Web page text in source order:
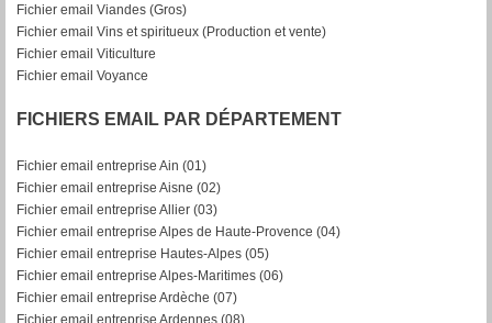
Fichier email Viandes (Gros)
Fichier email Vins et spiritueux (Production et vente)
Fichier email Viticulture
Fichier email Voyance
FICHIERS EMAIL PAR DÉPARTEMENT
Fichier email entreprise Ain (01)
Fichier email entreprise Aisne (02)
Fichier email entreprise Allier (03)
Fichier email entreprise Alpes de Haute-Provence (04)
Fichier email entreprise Hautes-Alpes (05)
Fichier email entreprise Alpes-Maritimes (06)
Fichier email entreprise Ardèche (07)
Fichier email entreprise Ardennes (08)